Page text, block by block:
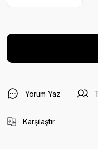
Yorum Yaz
Karşılaştır